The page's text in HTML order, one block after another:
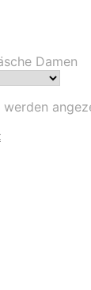
Damen
werden